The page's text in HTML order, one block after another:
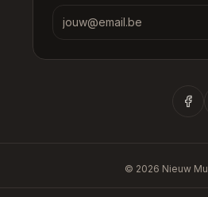
Nieuwsbrief
© 2026 Nieuw